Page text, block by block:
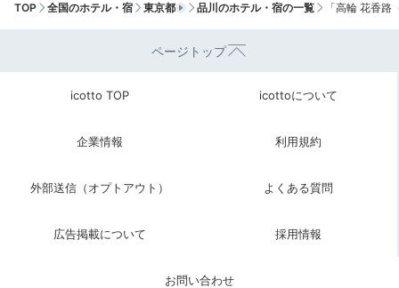
TOP 全国のホテル・宿 東京都 品川のホテル・宿の一覧 「高輪 花香
ページトップ
icotto TOP icottoについて
企業情報 利用規約
外部送信（オプトアウト） よくある質問
広告掲載について 採用情報
お問い合わせ